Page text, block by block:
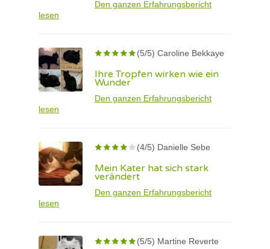
Den ganzen Erfahrungsbericht
lesen
(5/5) Caroline Bekkaye
Ihre Tropfen wirken wie ein
Wunder
Den ganzen Erfahrungsbericht
lesen
(4/5) Danielle Sebe
Mein Kater hat sich stark
verändert
Den ganzen Erfahrungsbericht
lesen
(5/5) Martine Reverte